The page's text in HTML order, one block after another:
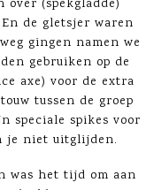
(spekgladde)
de gletsjer waren
gingen namen we
gebruiken op de
axe) voor de extra
tussen de groep
speciale spikes voor
je niet uitglijden.
was het tijd om aan